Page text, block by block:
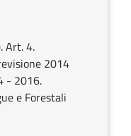
Art. 4.
2014
- 2016.
e Forestali